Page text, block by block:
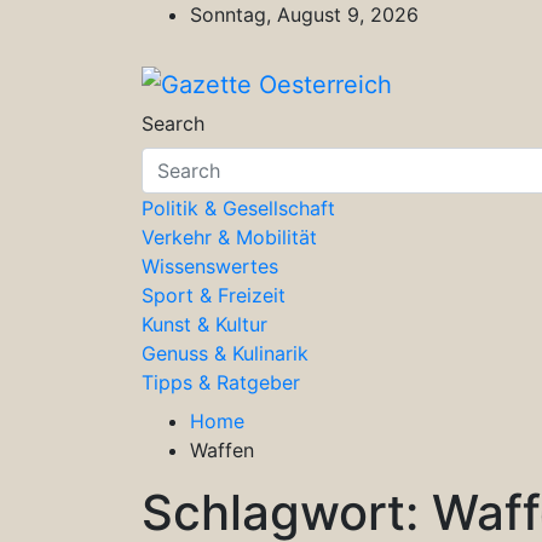
Sonntag, August 9, 2026
Gazette Oesterreich
Magazin für Freizeit, Politik, Kultur
Search
Politik & Gesellschaft
Verkehr & Mobilität
Wissenswertes
Sport & Freizeit
Kunst & Kultur
Genuss & Kulinarik
Tipps & Ratgeber
Home
Waffen
Schlagwort: